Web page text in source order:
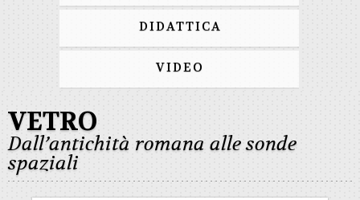
DIDATTICA
VIDEO
VETRO
Dall’antichità romana alle sonde
spaziali